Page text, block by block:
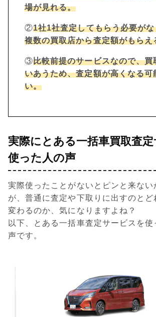
場が見れる。
②1社1社査定してもらう必要が
複数の買取店から査定額がもらえ
③比較前提のサービスなので、買
いあうため、査定額が高くなる可
い。
実際にとある一括車買取査
使った人の声
実際使ったことがないとピンと来ない
が、普通に査定や下取りに出すのと
変わるのか、気になりますよね？
以下、とある一括車査定サービスを
声です。